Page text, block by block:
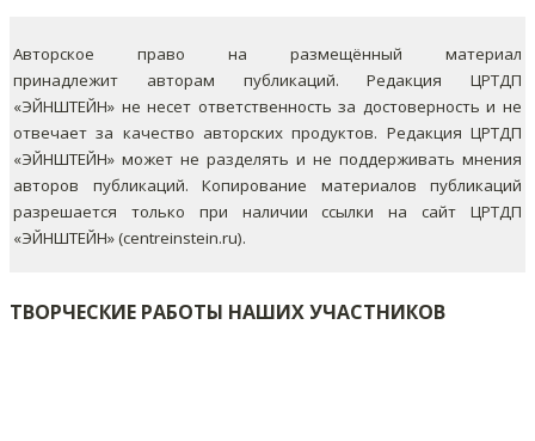
Авторское право на размещённый материал
принадлежит авторам публикаций. Редакция ЦРТДП
«ЭЙНШТЕЙН» не несет ответственность за достоверность и не
отвечает за качество авторских продуктов. Редакция ЦРТДП
«ЭЙНШТЕЙН» может не разделять и не поддерживать мнения
авторов публикаций. Копирование материалов публикаций
разрешается только при наличии ссылки на сайт ЦРТДП
«ЭЙНШТЕЙН» (centreinstein.ru).
ТВОРЧЕСКИЕ РАБОТЫ НАШИХ УЧАСТНИКОВ